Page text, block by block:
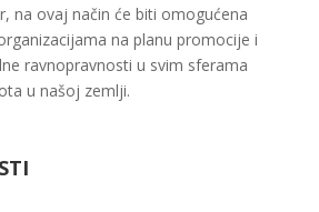
na ovaj način će biti omogućena
na planu promocije i
ravnopravnosti u svim sferama
u našoj zemlji.